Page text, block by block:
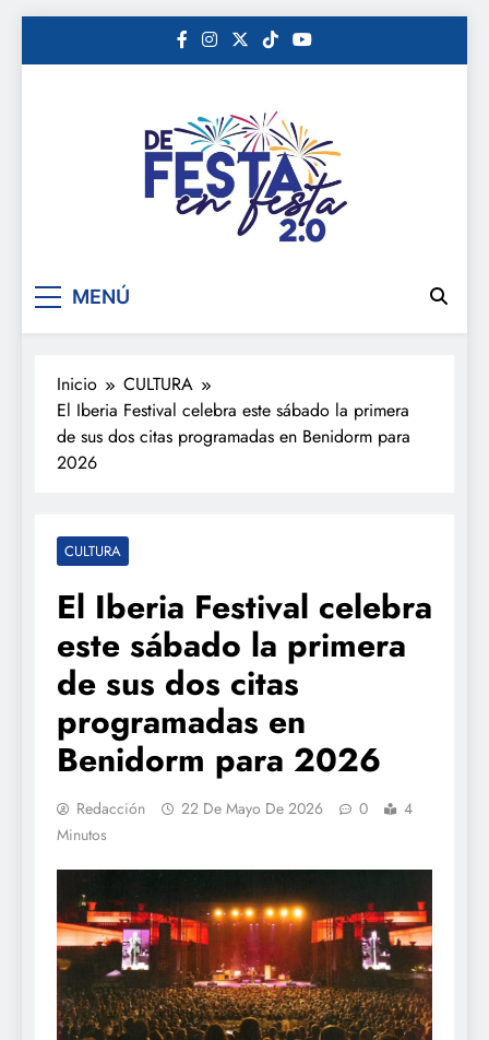
De festa en festa 2.0
MENÚ
Inicio
CULTURA
El Iberia Festival celebra este sábado la primera
de sus dos citas programadas en Benidorm para
2026
CULTURA
El Iberia Festival celebra
este sábado la primera
de sus dos citas
programadas en
Benidorm para 2026
Redacción 22 De Mayo De 2026 0
4
Minutos